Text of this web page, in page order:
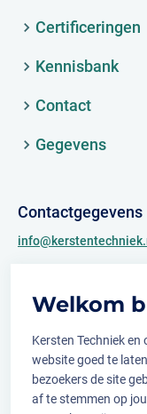
Welkom
Kersten Techniek
website goed te
bezoekers de site
af te stemmen op
Certificeringen
Kennisbank
Contact
Gegevens
Contactgegevens
Archimedesweg 2
Volg ons op